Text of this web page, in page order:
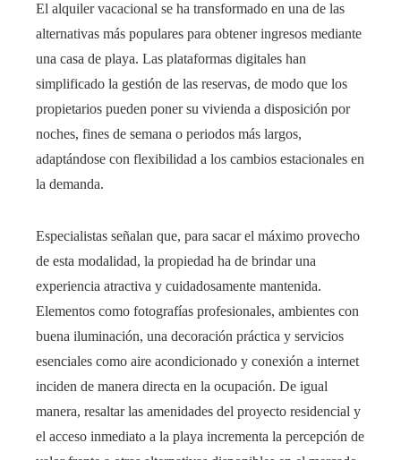
El alquiler vacacional se ha transformado en una de las
alternativas más populares para obtener ingresos mediante
una casa de playa. Las plataformas digitales han
simplificado la gestión de las reservas, de modo que los
propietarios pueden poner su vivienda a disposición por
noches, fines de semana o periodos más largos,
adaptándose con flexibilidad a los cambios estacionales en
la demanda.
Especialistas señalan que, para sacar el máximo provecho
de esta modalidad, la propiedad ha de brindar una
experiencia atractiva y cuidadosamente mantenida.
Elementos como fotografías profesionales, ambientes con
buena iluminación, una decoración práctica y servicios
esenciales como aire acondicionado y conexión a internet
inciden de manera directa en la ocupación. De igual
manera, resaltar las amenidades del proyecto residencial y
el acceso inmediato a la playa incrementa la percepción de